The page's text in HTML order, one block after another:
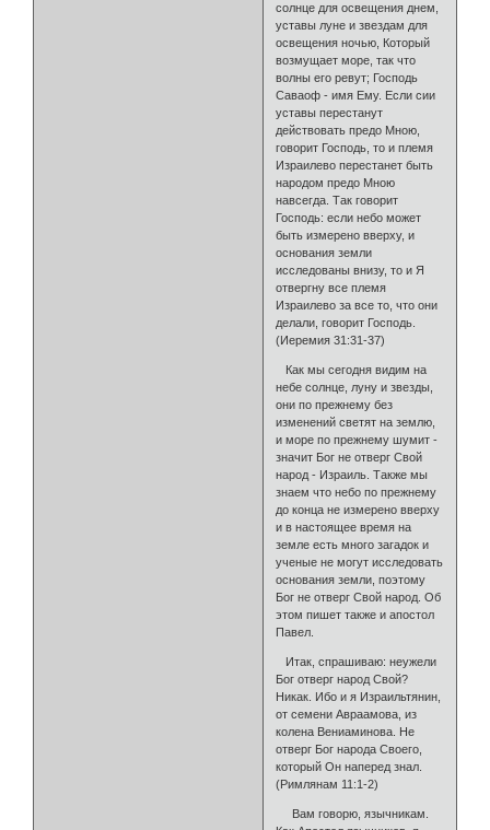
солнце для освещения днем,
уставы луне и звездам для
освещения ночью, Который
возмущает море, так что
волны его ревут; Господь
Саваоф - имя Ему. Если сии
уставы перестанут
действовать предо Мною,
говорит Господь, то и племя
Израилево перестанет быть
народом предо Мною
навсегда. Так говорит
Господь: если небо может
быть измерено вверху, и
основания земли
исследованы внизу, то и Я
отвергну все племя
Израилево за все то, что они
делали, говорит Господь.
(Иеремия 31:31-37)
Как мы сегодня видим на
небе солнце, луну и звезды,
они по прежнему без
изменений светят на землю,
и море по прежнему шумит -
значит Бог не отверг Свой
народ - Израиль. Также мы
знаем что небо по прежнему
до конца не измерено вверху
и в настоящее время на
земле есть много загадок и
ученые не могут исследовать
основания земли, поэтому
Бог не отверг Свой народ. Об
этом пишет также и апостол
Павел.
Итак, спрашиваю: неужели
Бог отверг народ Свой?
Никак. Ибо и я Израильтянин,
от семени Авраамова, из
колена Вениаминова. Не
отверг Бог народа Своего,
который Он наперед знал.
(Римлянам 11:1-2)
Вам говорю, язычникам.